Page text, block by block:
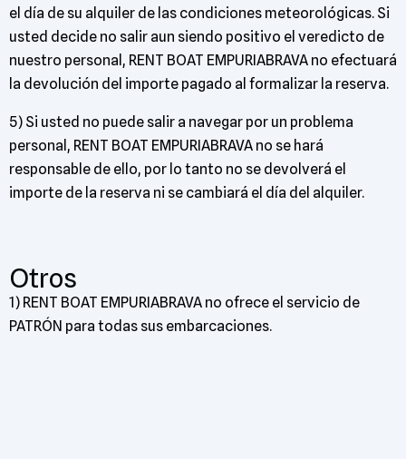
el día de su alquiler de las condiciones meteorológicas. Si
usted decide no salir aun siendo positivo el veredicto de
nuestro personal, RENT BOAT EMPURIABRAVA no efectuará
la devolución del importe pagado al formalizar la reserva.
5) Si usted no puede salir a navegar por un problema
personal, RENT BOAT EMPURIABRAVA no se hará
responsable de ello, por lo tanto no se devolverá el
importe de la reserva ni se cambiará el día del alquiler.
Otros
1) RENT BOAT EMPURIABRAVA no ofrece el servicio de
PATRÓN para todas sus embarcaciones.